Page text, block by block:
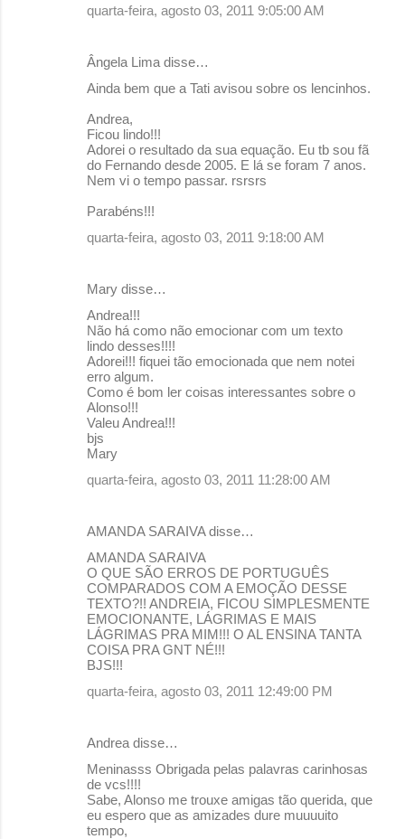
quarta-feira, agosto 03, 2011 9:05:00 AM
Ângela Lima disse…
Ainda bem que a Tati avisou sobre os lencinhos.
Andrea,
Ficou lindo!!!
Adorei o resultado da sua equação. Eu tb sou fã
do Fernando desde 2005. E lá se foram 7 anos.
Nem vi o tempo passar. rsrsrs
Parabéns!!!
quarta-feira, agosto 03, 2011 9:18:00 AM
Mary disse…
Andrea!!!
Não há como não emocionar com um texto
lindo desses!!!!
Adorei!!! fiquei tão emocionada que nem notei
erro algum.
Como é bom ler coisas interessantes sobre o
Alonso!!!
Valeu Andrea!!!
bjs
Mary
quarta-feira, agosto 03, 2011 11:28:00 AM
AMANDA SARAIVA disse…
AMANDA SARAIVA
O QUE SÃO ERROS DE PORTUGUÊS
COMPARADOS COM A EMOÇÃO DESSE
TEXTO?!! ANDREIA, FICOU SIMPLESMENTE
EMOCIONANTE, LÁGRIMAS E MAIS
LÁGRIMAS PRA MIM!!! O AL ENSINA TANTA
COISA PRA GNT NÉ!!!
BJS!!!
quarta-feira, agosto 03, 2011 12:49:00 PM
Andrea disse…
Meninasss Obrigada pelas palavras carinhosas
de vcs!!!!
Sabe, Alonso me trouxe amigas tão querida, que
eu espero que as amizades dure muuuuito
tempo,